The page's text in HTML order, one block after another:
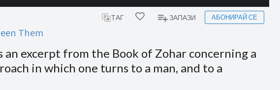
ТАГ ЗАПАЗИ АБОНИРАЙ СЕ
Them
an excerpt from the Book of Zohar concerning a
in which one turns to a man, and to a